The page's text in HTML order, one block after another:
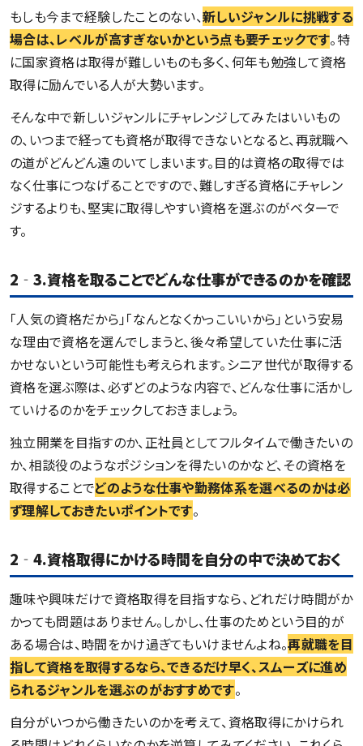
もしも今まで経験したことのない、新しいジャンルに挑戦する
場合は、レベルが高すぎないかという点も要チェックです。特
に国家資格は取得が難しいものも多く、何年も勉強して資格
取得に励んでいる人が大勢います。
そんな中で新しいジャンルにチャレンジしてみたはいいもの
の、いつまで経っても資格が取得できないとなると、再就職へ
の道がどんどん遠のいてしまいます。目的は資格の取得では
なく仕事につなげることですので、難しすぎる資格にチャレン
ジするよりも、堅実に取得しやすい資格を選ぶのがベターで
す。
2‐3.資格を取ることでどんな仕事ができるのかを確認
「人気の資格だから」「なんとなくかっこいいから」という安易
な理由で資格を選んでしまうと、後々希望していた仕事に活
かせないという可能性も考えられます。シニア世代が取得する
資格を選ぶ際は、必ずどのような内容で、どんな仕事に活かし
ていけるのかをチェックしておきましょう。
独立開業を目指すのか、正社員としてフルタイムで働きたいの
か、相談役のようなポジションを得たいのかなど、その資格を
取得することでどのような仕事や勤務体系を選べるのかは必
ず理解しておきたいポイントです。
2‐4.資格取得にかける時間を自分の中で決めておく
趣味や興味だけで資格取得を目指すなら、どれだけ時間がか
かっても問題はありません。しかし、仕事のためという目的が
ある場合は、時間をかけ過ぎてもいけませんよね。再就職を目
指して資格を取得するなら、できるだけ早く、スムーズに進め
られるジャンルを選ぶのがおすすめです。
自分がいつから働きたいのかを考えて、資格取得にかけられ